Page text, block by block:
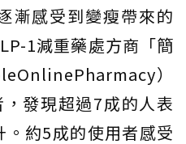
漸感受到變瘦帶來的
1減重藥處方商「簡
）
發現超過7成的人表
約5成的使用者感受